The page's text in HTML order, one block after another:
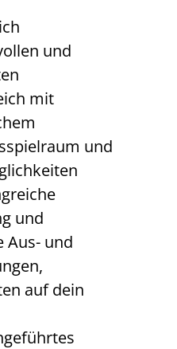
und
mit
und
und
Aus- und
auf dein